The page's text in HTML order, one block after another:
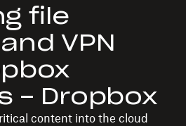
file
VPN
- Dropbox
content into the cloud